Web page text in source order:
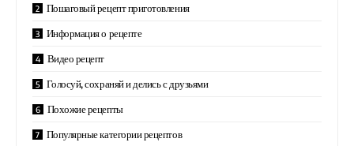
Пошаговый рецепт приготовления
Информация о рецепте
Видео рецепт
Голосуй, сохраняй и делись с друзьями
Похожие рецепты
Популярные категории рецептов